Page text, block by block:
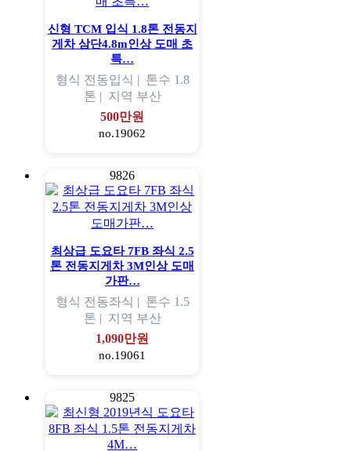
신형 TCM 입식 1.8톤 전동지
게차 삼단4.8m인상 도매 초
특…
형식 전동입식 | 톤수 1.8
톤 | 지역 부산
500만원
no.19062
9826
최상급 도요타 7FB 좌식 2.5
톤 전동지게차 3M인상 도매
가판…
형식 전동좌식 | 톤수 1.5
톤 | 지역 부산
1,090만원
no.19061
9825